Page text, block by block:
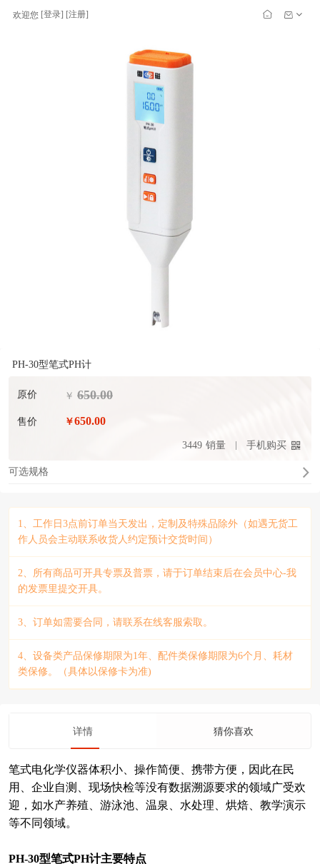
欢迎您 [登录] [注册]
PH-30型笔式PH计
原价 ￥ 650.00
售价 ￥650.00
3449 销量 手机购买
可选规格
1、工作日3点前订单当天发出，定制及特殊品除外（如遇无货工
作人员会主动联系收货人约定预计交货时间）
2、所有商品可开具专票及普票，请于订单结束后在会员中心-我
的发票里提交开具。
3、订单如需要合同，请联系在线客服索取。
4、设备类产品保修期限为1年、配件类保修期限为6个月、耗材
类保修。（具体以保修卡为准)
详情 猜你喜欢
笔式电化学仪器体积小、操作简便、携带方便，因此在民
用、企业自测、现场快检等没有数据溯源要求的领域广受欢
迎，如水产养殖、游泳池、温泉、水处理、烘焙、教学演示
等不同领域。
PH-30型笔式PH计主要特点